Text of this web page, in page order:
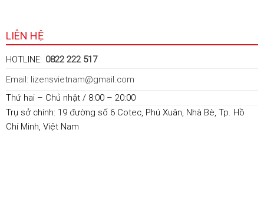
LIÊN HỆ
HOTLINE: 0822 222 517
Email: lizensvietnam@gmail.com
Thứ hai – Chủ nhật / 8:00 – 20:00
Trụ sở chính: 19 đường số 6 Cotec, Phú Xuân, Nhà Bè, Tp. Hồ
Chí Minh, Việt Nam